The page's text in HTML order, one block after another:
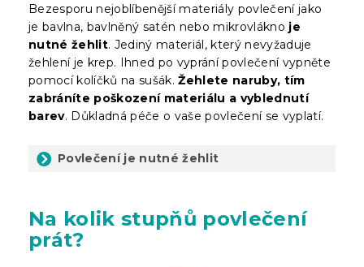
Bezesporu nejoblíbenější materiály povlečení jako
je bavlna, bavlněný satén nebo mikrovlákno je
nutné žehlit. Jediný materiál, který nevyžaduje
žehlení je krep. Ihned po vyprání povlečení vypněte
pomocí kolíčků na sušák.Žehlete naruby, tím
zabráníte poškození materiálu a vyblednutí
barev. Důkladná péče o vaše povlečení se vyplatí.
Povlečení je nutné žehlit
Na kolik stupňů povlečení
prát?